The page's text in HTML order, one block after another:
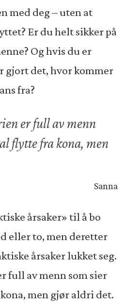
med deg – uten at
Er du helt sikker på
Og hvis du er
gjort det, hvor kommer
fra?
er full av menn
flytte fra kona, men
Sanna
årsaker» til å bo
eller to, men deretter
årsaker lukket seg.
full av menn som sier
men gjør aldri det.